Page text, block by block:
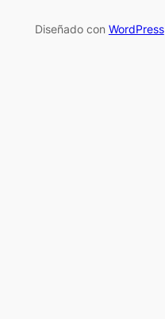
Diseñado con WordPress